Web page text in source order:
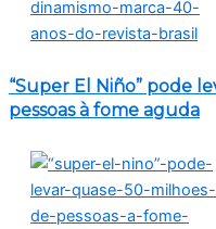
“Super El Niño” pode
pessoas à fome aguda